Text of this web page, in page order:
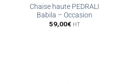
Chaise haute PEDRALI
Babila – Occasion
59,00€ HT